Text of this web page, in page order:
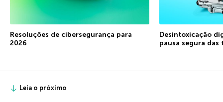
Resoluções de cibersegurança para
2026
Desintoxicação
pausa segura das
Leia o próximo